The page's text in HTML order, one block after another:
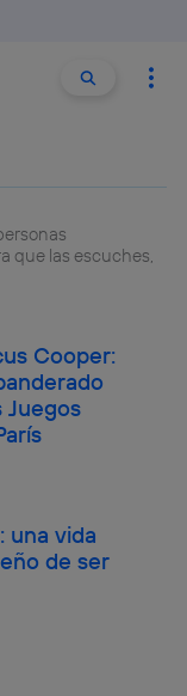
Buscar
que las escuches,
Cooper:
Juegos
una vida
de ser